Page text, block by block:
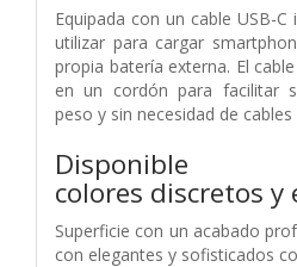
Equipada con un cable USB-
utilizar para cargar
propia batería externa. El
en un cordón para facilitar
peso y sin necesidad de cables
colores discretos y
Superficie con un acabado
con elegantes y sofisticados